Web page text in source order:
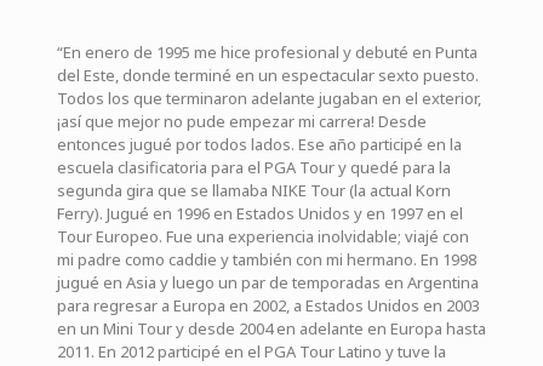
“En enero de 1995 me hice profesional y debuté en Punta
del Este, donde terminé en un espectacular sexto puesto.
Todos los que terminaron adelante jugaban en el exterior,
¡así que mejor no pude empezar mi carrera! Desde
entonces jugué por todos lados. Ese año participé en la
escuela clasificatoria para el PGA Tour y quedé para la
segunda gira que se llamaba NIKE Tour (la actual Korn
Ferry). Jugué en 1996 en Estados Unidos y en 1997 en el
Tour Europeo. Fue una experiencia inolvidable; viajé con
mi padre como caddie y también con mi hermano. En 1998
jugué en Asia y luego un par de temporadas en Argentina
para regresar a Europa en 2002, a Estados Unidos en 2003
en un Mini Tour y desde 2004 en adelante en Europa hasta
2011. En 2012 participé en el PGA Tour Latino y tuve la